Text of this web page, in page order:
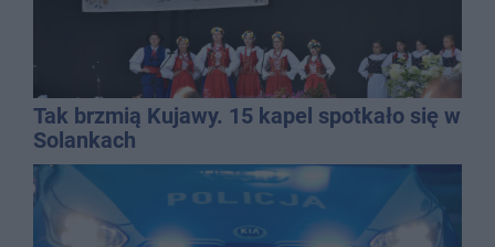
Tak brzmią Kujawy. 15 kapel spotkało się w
Solankach